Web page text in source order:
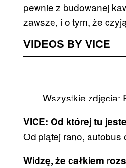
pewnie z budowanej
zawsze, i o tym, że
VIDEOS BY VICE
Wszystkie zdjęcia:
VICE: Od której tu
Od piątej rano, autobus
Widzę, że całkiem